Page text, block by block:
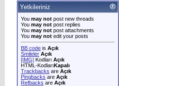
Yetkileriniz
You may not post new threads
You may not post replies
You may not post attachments
You may not edit your posts
BB code is Açık
Smileler Açık
[IMG] Kodları Açık
HTML-KodlarıKapalı
Trackbacks are Açık
Pingbacks are Açık
Refbacks are Açık